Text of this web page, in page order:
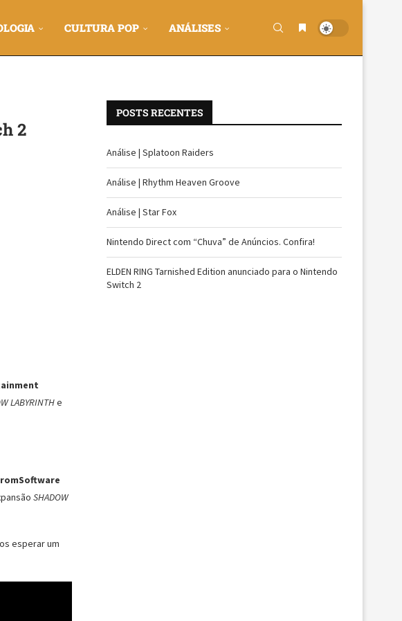
CULTURA POP ANÁLISES
2
LABYRINTHe
SHADOW
esperar um
POSTS RECENTES
Análise | Splatoon Raiders
Análise | Rhythm Heaven Groove
Análise | Star Fox
Nintendo Direct com “Chuva” de Anúncios. Confira!
ELDEN RING Tarnished Edition anunciado para o Nintendo
Switch 2